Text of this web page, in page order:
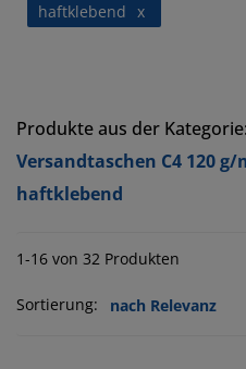
x
haftklebend
Produkte aus der Kategorie:
Versandtaschen C4 120
haftklebend
1-16 von 32 Produkten
Sortierung: